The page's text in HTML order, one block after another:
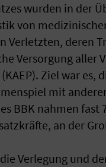
wurden in der
von
Verletzten, deren
Versorgung aller
Ziel war es,
mit
BBK nahmen fast
an der
Verlegung und